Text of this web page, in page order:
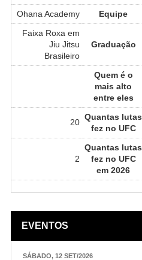
Ohana Academy Equipe
Faixa Roxa em
Jiu Jitsu
Brasileiro
Graduação
Quem é o
mais alto
entre eles
20
Quantas lutas
fez no UFC
2
Quantas lutas
fez no UFC
em 2026
EVENTOS
SÁBADO, 12 SET/2026